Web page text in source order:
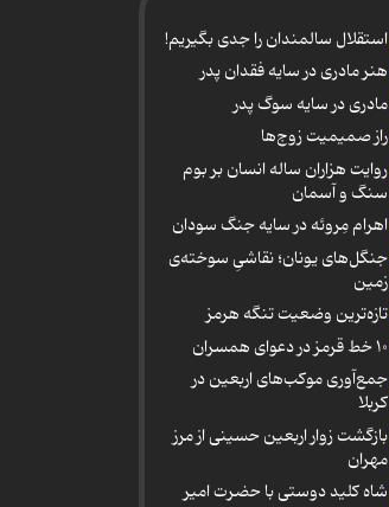
استقلال سالمندان را جدی بگیریم!
هنر مادری در سایه‌ فقدان پدر
مادری در سایه سوگ پدر
راز صمیمیت زوج‌ها
روایت هزاران ساله انسان بر بوم
سنگ و آسمان
اهرام مِروئه در سایه جنگ سودان
جنگل‌های یونان؛ نقاشیِ سوخته‌ی
زمین
تازه‌ترین وضعیت تنگه هرمز
۱۰ خط قرمز در دعوای همسران
جمع‌آوری موکب‌های اربعین در
کربلا
بازگشت زوار اربعین حسینی از مرز
مهران
شاه کلید دوستی با حضرت امیر